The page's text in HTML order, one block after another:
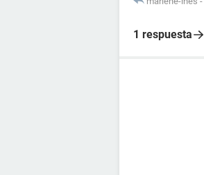
1 respuesta